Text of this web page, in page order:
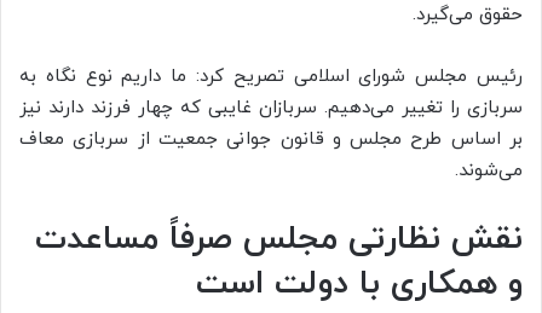
حقوق می‌گیرد.
رئیس مجلس شورای اسلامی تصریح کرد: ما داریم نوع نگاه به
سربازی را تغییر می‌دهیم. سربازان غایبی که چهار فرزند دارند نیز
بر اساس طرح مجلس و قانون جوانی جمعیت از سربازی معاف
می‌شوند.
نقش نظارتی مجلس صرفاً مساعدت
و همکاری با دولت است